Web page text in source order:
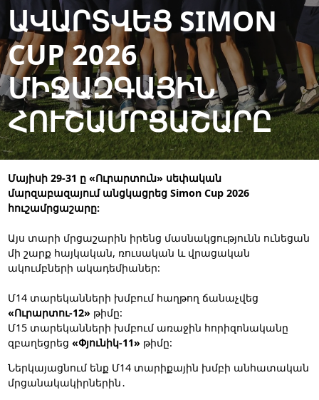
ԱՎԱՐՏՎԵՑ SIMON
CUP 2026
ՄԻՋԱԶԳԱՅԻՆ
ՀՈՒՇԱՄՐՑԱՇԱՐԸ
Մայիսի 29-31 ը «Ուրարտուն» սեփական
մարզաբազայում անցկացրեց Simon Cup 2026
հուշամրցաշարը:
Այս տարի մրցաշարին իրենց մասնակցությունն ունեցան
մի շարք հայկական, ռուսական և վրացական
ակումբների ակադեմիաներ:
Մ14 տարեկանների խմբում հաղթող ճանաչվեց
«Ուրարտու-12» թիմը:
Մ15 տարեկանների խմբում առաջին հորիզոնականը
զբաղեցրեց «Փյունիկ-11» թիմը:
Ներկայացնում ենք Մ14 տարիքային խմբի անհատական
մրցանակակիրներին․